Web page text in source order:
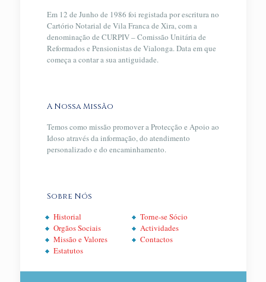
Em 12 de Junho de 1986 foi registada por escritura no
Cartório Notarial de Vila Franca de Xira, com a
denominação de CURPIV – Comissão Unitária de
Reformados e Pensionistas de Vialonga. Data em que
começa a contar a sua antiguidade.
A Nossa Missão
Temos como missão promover a Protecção e Apoio ao
Idoso através da informação, do atendimento
personalizado e do encaminhamento.
Sobre Nós
Historial
Orgãos Sociais
Missão e Valores
Estatutos
Torne-se Sócio
Actividades
Contactos